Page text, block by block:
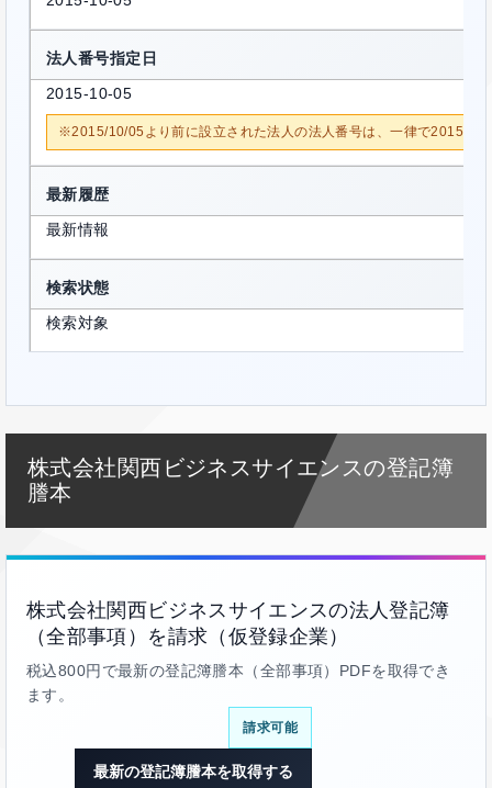
法人番号指定日
2015-10-05
※2015/10/05より前に設立された法人の法人番号は、一律で2015/10/
最新履歴
最新情報
検索状態
検索対象
株式会社関西ビジネスサイエンスの登記簿
謄本
株式会社関西ビジネスサイエンスの法人登記簿
（全部事項）を請求（仮登録企業）
税込800円で最新の登記簿謄本（全部事項）PDFを取得でき
ます。
請求可能
最新の登記簿謄本を取得する